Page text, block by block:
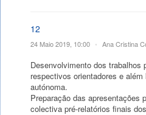
12
24 Maio 2019, 10:00 • Ana Cristina
Desenvolvimento dos trabalhos
respectivos orientadores e além
autónoma.
Preparação das apresentações
colectiva pré-relatórios finais